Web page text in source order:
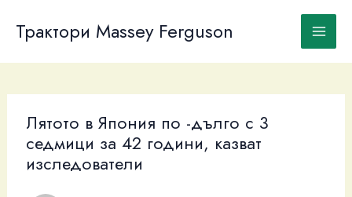
content
Трактори Massey Ferguson
Лятото в Япония по -дълго с 3
седмици за 42 години, казват
изследователи